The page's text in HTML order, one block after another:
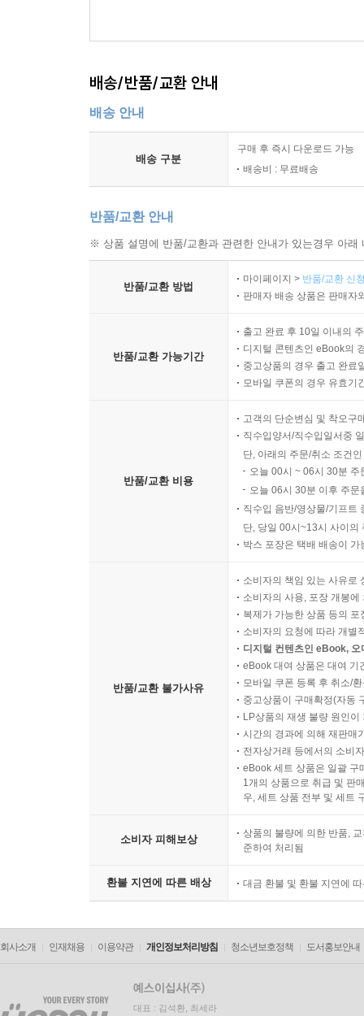
실험 11 병렬 R-C 회로
CHAPTER 12 R-L 회로
02 R-L 병렬 회로의 특성
실험 12 직렬 R-L 회로
실험 13 병렬 R-L 회로
CHAPTER 13 R-L-C 회로
03 대역폭과 선택도
CHAPTER 14 기본 필터의 특성
01 저역 통과 필터
배송/반품/교환 안내
배송 안내
배송 구분
구매 후 즉시 다운로드 가능
배송비 : 무료배송
반품/교환 안내
※ 상품 설명에 반품/교환과 관련한 안내가 있는경우 아
반품/교환 방법
마이페이지 > 반품/교환 신
판매자 배송 상품은 판매자
반품/교환 가능기간
출고 완료 후 10일 이내의
디지털 콘텐츠인 eBook의
중고상품의 경우 출고 완료
모바일 쿠폰의 경우 유효기
반품/교환 비용
고객의 단순변심 및 착오구
직수입양서/직수입일서중
단, 아래의 주문/취소 조건
오늘 00시 ~ 06시 30분
오늘 06시 30분 이후 주
직수입 음반/영상물/기프트
단, 당일 00시~13시 사이의
박스 포장은 택배 배송이
반품/교환 불가사유
소비자의 책임 있는 사유로
소비자의 사용, 포장 개봉
복제가 가능한 상품 등의
소비자의 요청에 따라 개별
디지털 컨텐츠인 eBook,
eBook 대여 상품은 대여 기
모바일 쿠폰 등록 후 취소/
중고상품이 구매확정(자동
LP상품의 재생 불량 원인
시간의 경과에 의해 재판매
전자상거래 등에서의 소비
eBook 세트 상품은 일괄 구
1개의 상품으로 취급 및 판
우, 세트 상품 전부 및 세트
소비자 피해보상
상품의 불량에 의한 반품,
준하여 처리됨
환불 지연에 따른 배상 대금 환불 및 환불 지연에
회사소개 인재채용 이용약관 개인정보처리방침 청소년보호정책 도서홍보안내
대표 : 김석환, 최세라